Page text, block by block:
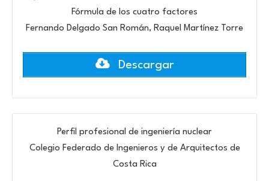
Fórmula de los cuatro factores
Fernando Delgado San Román, Raquel Martínez Torre
Descargar
Perfil profesional de ingeniería nuclear
Colegio Federado de Ingenieros y de Arquitectos de
Costa Rica